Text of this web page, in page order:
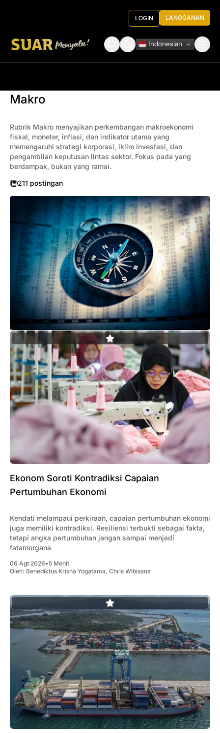
LOGIN LANGGANAN
Indonesian
Makro
Rubrik Makro menyajikan perkembangan makroekonomi
fiskal, moneter, inflasi, dan indikator utama yang
memengaruhi strategi korporasi, iklim investasi, dan
pengambilan keputusan lintas sektor. Fokus pada yang
berdampak, bukan yang ramai.
211 postingan
Ekonom Soroti Kontradiksi Capaian
Pertumbuhan Ekonomi
Kendati melampaui perkiraan, capaian pertumbuhan ekonomi
juga memiliki kontradiksi. Resiliensi terbukti sebagai fakta,
tetapi angka pertumbuhan jangan sampai menjadi
fatamorgana
06 Agt 2026•5 Menit
Oleh: Benediktus Krisna Yogatama, Chris Wibisana